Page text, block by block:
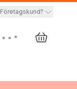
Företagskund?